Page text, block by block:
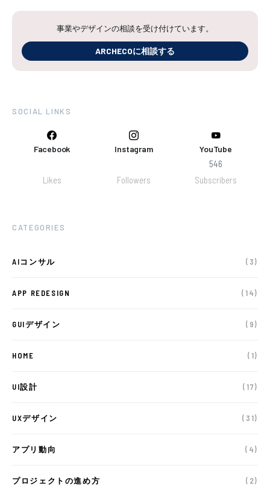
事業やデザインの相談を受け付けています。
ARCHECOに相談する
SOCIAL LINKS
Facebook
Likes
Instagram
Followers
YouTube
546
Subscribers
CATEGORIES
AIコンサル (3)
APP REDESIGN (14)
GUIデザイン (9)
HOME (1)
UI設計 (17)
UXデザイン (31)
アプリ動向 (4)
プロジェクトの進め方 (2)